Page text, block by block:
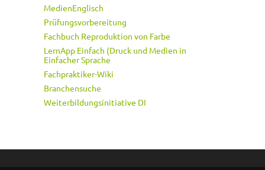
MedienEnglisch
Prüfungsvorbereitung
Fachbuch Reproduktion von Farbe
LernApp Einfach (Druck und Medien in
Einfacher Sprache
Fachpraktiker-Wiki
Branchensuche
Weiterbildungsinitiative DI